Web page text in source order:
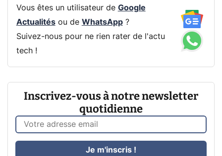
Vous êtes un utilisateur de Google
Actualitésou de WhatsApp?
Suivez-nous pour ne rien rater de l'actu
tech !
Inscrivez-vous à notre newsletter
quotidienne
Je m'inscris !